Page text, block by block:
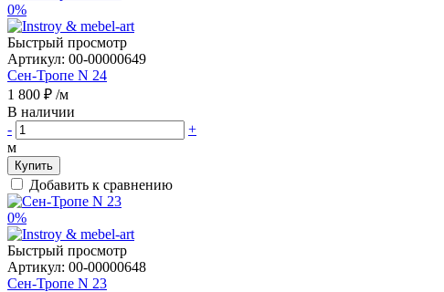
0%
Быстрый просмотр
Артикул: 00-00000649
Сен-Тропе N 24
1 800 ₽ /м
В наличии
-
+
м
Купить
Добавить к сравнению
0%
Быстрый просмотр
Артикул: 00-00000648
Сен-Тропе N 23